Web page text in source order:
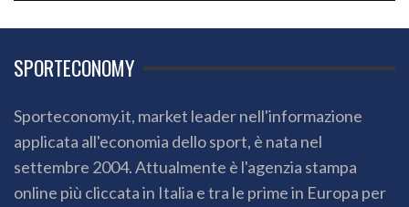
SPORTECONOMY
Sporteconomy.it, market leader nell'informazione
applicata all'economia dello sport, è nata nel
settembre 2004. Attualmente è l'agenzia stampa
online più cliccata in Italia e tra le prime in Europa per